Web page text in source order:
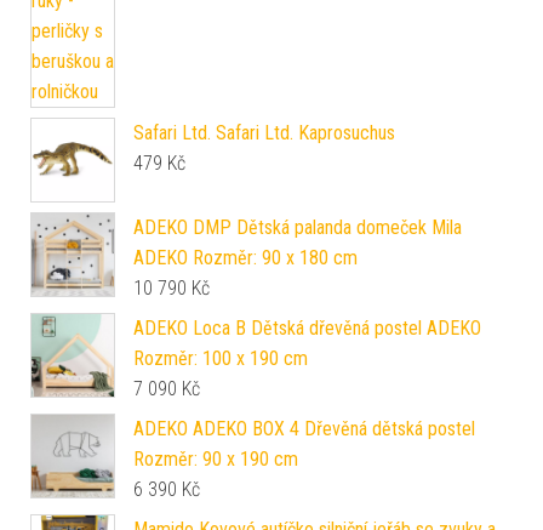
Safari Ltd. Safari Ltd. Kaprosuchus
479 Kč
ADEKO DMP Dětská palanda domeček Mila
ADEKO Rozměr: 90 x 180 cm
10 790 Kč
ADEKO Loca B Dětská dřevěná postel ADEKO
Rozměr: 100 x 190 cm
7 090 Kč
ADEKO ADEKO BOX 4 Dřevěná dětská postel
Rozměr: 90 x 190 cm
6 390 Kč